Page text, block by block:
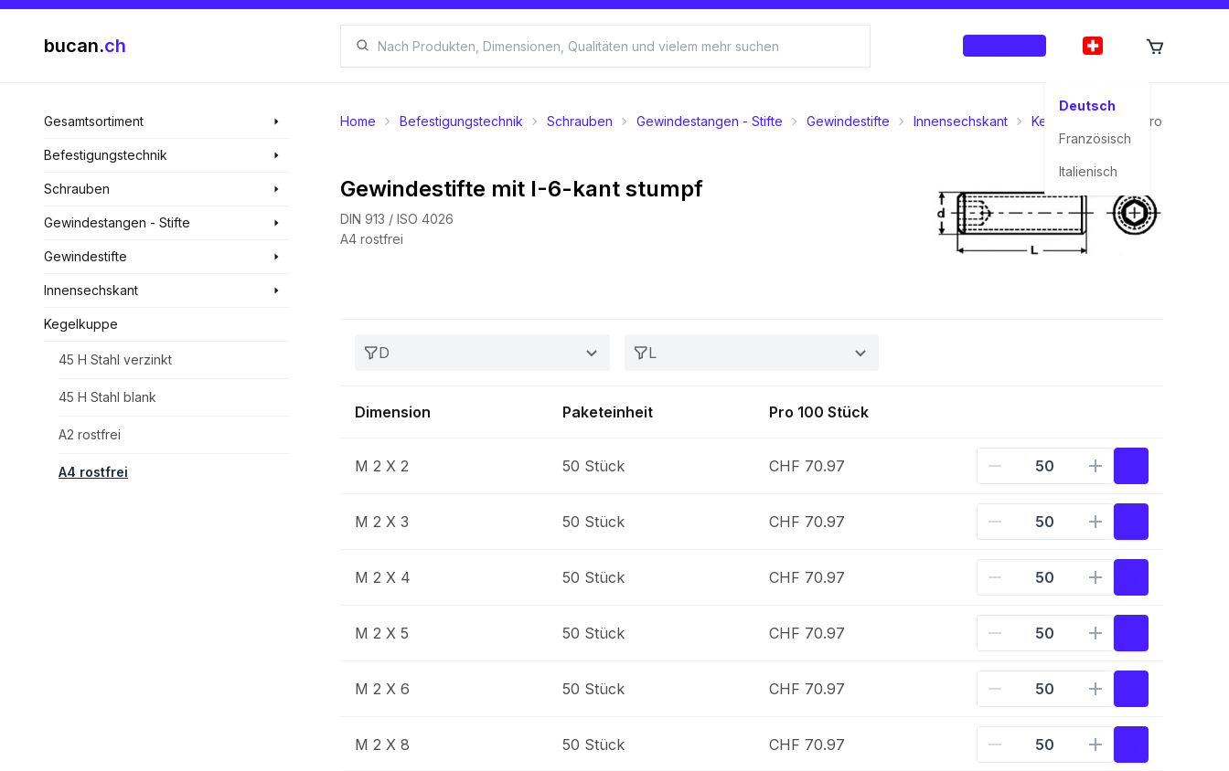
bucan.ch
Deutsch
Französisch
Italienisch
Gesamtsortiment
Befestigungstechnik
Schrauben
Gewindestangen - Stifte
Gewindestifte
Innensechskant
Kegelkuppe
45 H Stahl verzinkt
45 H Stahl blank
A2 rostfrei
A4 rostfrei
Home Befestigungstechnik Schrauben Gewindestangen - Stifte Gewindestifte Innensechskant Kegelkuppe A4 rostfrei
Gewindestifte mit I-6-kant stumpf
DIN 913 / ISO 4026
A4 rostfrei
D L
Dimension Paketeinheit Pro 100 Stück
M 2 X 2 50 Stück CHF 70.97
M 2 X 3 50 Stück CHF 70.97
M 2 X 4 50 Stück CHF 70.97
M 2 X 5 50 Stück CHF 70.97
M 2 X 6 50 Stück CHF 70.97
M 2 X 8 50 Stück CHF 70.97